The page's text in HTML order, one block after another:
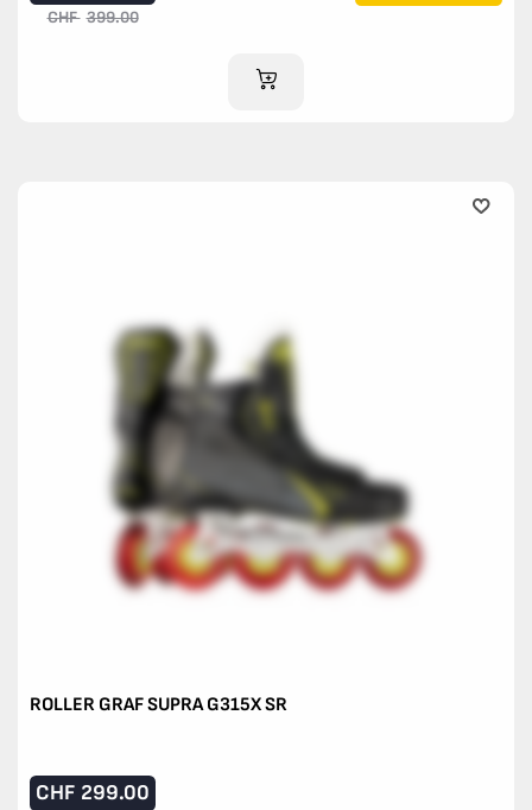
CHF 399.00
AJOUTER AU PANIER
ROLLER GRAF SUPRA G315X SR
CHF 299.00